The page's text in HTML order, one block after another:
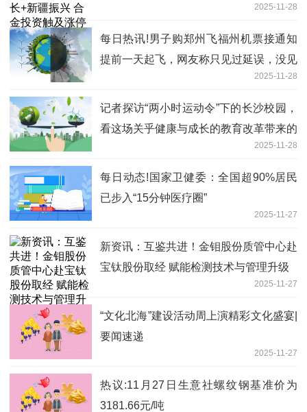
2025-11-28
每日热讯!男子购郑州飞福州机票接通知
提前一天起飞，网友称只见过延误，没见
过提前，航司：当天航班取消，进行了调
整
2025-11-28
记者探访“两小时运动令”下的长沙校园，
看这场关乎健康与成长的教育改革带来的
新变化——每天玩够2小时，吃饭香睡眠
好胖墩少 热资讯
2025-11-28
每日动态!国家卫健委：全国超90%居民
已步入“15分钟医疗圈”
2025-11-27
新资讯：互鉴共进！金钼股份质管中心赴
宝钛股份取经 赋能检测技术与管理升级
2025-11-27
“文化北海”建设活动周上演精彩文化盛宴|
要闻速递
2025-11-27
热议:11月27日生意社螺纹钢基准价为
3181.66元/吨